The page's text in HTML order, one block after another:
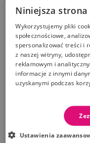
opieka nad
Edukacja
Baby Koalą
emocje,
z tym koalą to
Uspokajanie i
zasnąć! Gdy jest
snu, co pozwala
udzielania
Rozwój motoryki
Niniejsza
Wykorzystujemy pliki
społecznościowe,
spersonalizować treści i
z naszej witryny,
reklamowym i
informacje z innymi
uzyskanymi podczas
Ustawienia